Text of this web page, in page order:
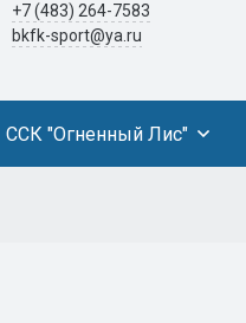
+7 (483) 264-7583
bkfk-sport@ya.ru
ССК "Огненный Лис"